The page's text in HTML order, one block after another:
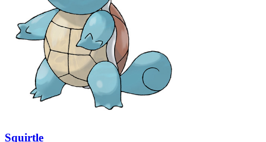
Squirtle